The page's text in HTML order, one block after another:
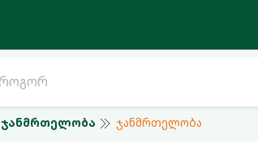
ჯანმრთელობა ჯანმრთელობა